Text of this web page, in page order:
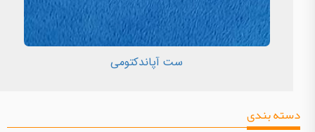
ست آپاندکتومی
دسته بندی